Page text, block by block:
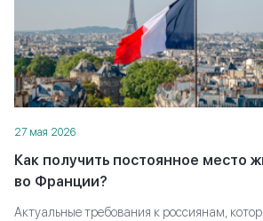
27 мая 2026
Как получить постоянное место
во Франции?
Актуальные требования к россиянам,